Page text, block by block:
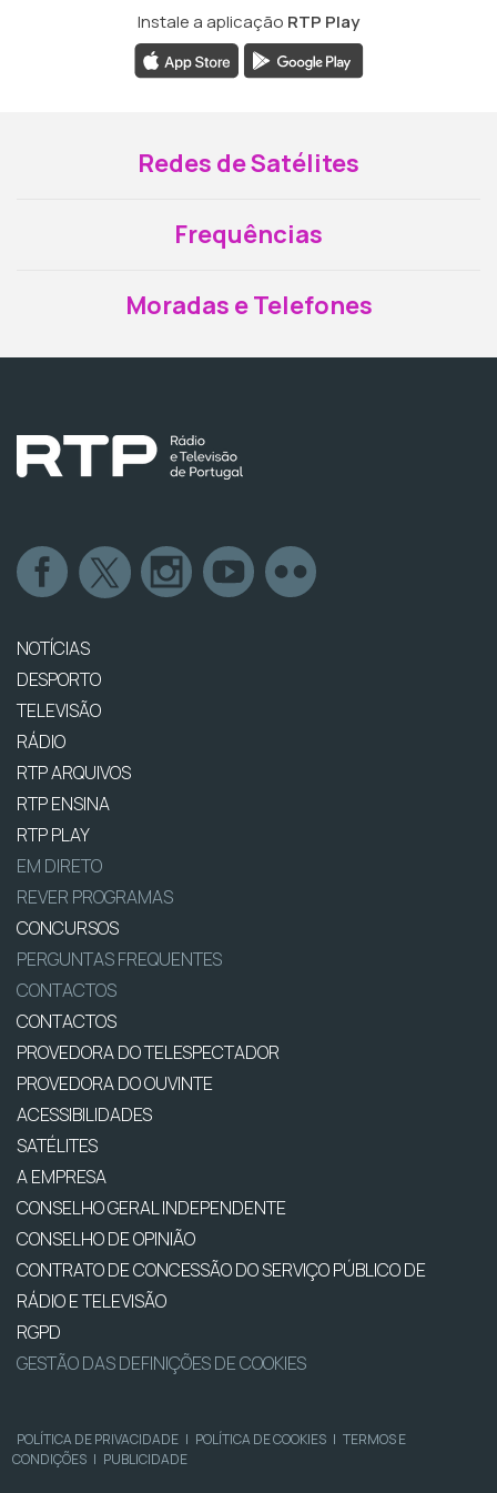
Instale a aplicação RTP Play
Redes de Satélites
Frequências
Moradas e Telefones
NOTÍCIAS
DESPORTO
TELEVISÃO
RÁDIO
RTP ARQUIVOS
RTP ENSINA
RTP PLAY
EM DIRETO
REVER PROGRAMAS
CONCURSOS
PERGUNTAS FREQUENTES
CONTACTOS
CONTACTOS
PROVEDORA DO TELESPECTADOR
PROVEDORA DO OUVINTE
ACESSIBILIDADES
SATÉLITES
A EMPRESA
CONSELHO GERAL INDEPENDENTE
CONSELHO DE OPINIÃO
CONTRATO DE CONCESSÃO DO SERVIÇO PÚBLICO DE
RÁDIO E TELEVISÃO
RGPD
GESTÃO DAS DEFINIÇÕES DE COOKIES
POLÍTICA DE PRIVACIDADE | POLÍTICA DE COOKIES | TERMOS E
CONDIÇÕES | PUBLICIDADE